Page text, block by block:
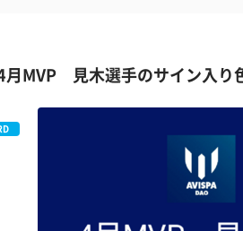
4月MVP 見木選手のサイン入り